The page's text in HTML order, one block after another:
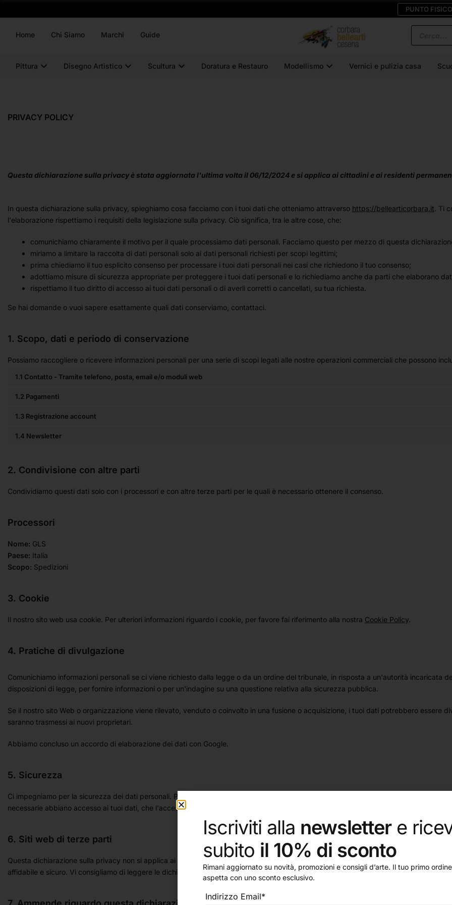
PUNTO FISICO
Home Chi Siamo Marchi Guide
Pittura Disegno Artistico Scultura Doratura e Restauro Modellismo Vernici e pulizia casa
PRIVACY POLICY
Questa dichiarazione sulla privacy è stata aggiornata l'ultima volta il 06/12/2024 e si applica ai cittadini e ai residenti
In questa dichiarazione sulla privacy, spieghiamo cosa facciamo con i tuoi dati che otteniamo attraverso https://bellearticorbara.it. Ti
l'elaborazione rispettiamo i requisiti della legislazione sulla privacy. Ciò significa, tra le altre cose, che:
comunichiamo chiaramente il motivo per il quale processiamo dati personali. Facciamo questo per mezzo di questa
miriamo a limitare la raccolta di dati personali solo ai dati personali richiesti per scopi legittimi;
prima chiediamo il tuo esplicito consenso per processare i tuoi dati personali nei casi che richiedono il tuo consenso;
adottiamo misure di sicurezza appropriate per proteggere i tuoi dati personali e lo richiediamo anche da parti che elaborano
rispettiamo il tuo diritto di accesso ai tuoi dati personali o di averli corretti o cancellati, su tua richiesta.
Se hai domande o vuoi sapere esattamente quali dati conserviamo, contattaci.
1. Scopo, dati e periodo di conservazione
Possiamo raccogliere o ricevere informazioni personali per una serie di scopi legati alle nostre operazioni commerciali che possono
1.1 Contatto - Tramite telefono, posta, email e/o moduli web
1.2 Pagamenti
1.3 Registrazione account
1.4 Newsletter
2. Condivisione con altre parti
Condividiamo questi dati solo con i processori e con altre terze parti per le quali è necessario ottenere il consenso.
Processori
Nome: GLS
Paese: Italia
Scopo: Spedizioni
3. Cookie
Il nostro sito web usa cookie. Per ulteriori informazioni riguardo i cookie, per favore fai riferimento alla nostra Cookie Policy.
4. Pratiche di divulgazione
Comunichiamo informazioni personali se ci viene richiesto dalla legge o da un ordine del tribunale, in risposta a un'autorità incaricata
disposizioni di legge, per fornire informazioni o per un'indagine su una questione relativa alla sicurezza pubblica.
Se il nostro sito Web o organizzazione viene rilevato, venduto o coinvolto in una fusione o acquisizione, i tuoi dati potrebbero essere
saranno trasmessi ai nuovi proprietari.
Abbiamo concluso un accordo di elaborazione dei dati con Google.
5. Sicurezza
Ci impegniamo per la sicurezza dei dati personali. Prendiamo adeguate misure di sicurezza per limitare l'abuso e l'accesso non
necessarie abbiano accesso ai tuoi dati, che l'accesso ai dati sia protetto e che le nostre misure di sicurezza vengano regolarmente
6. Siti web di terze parti
Questa dichiarazione sulla privacy non si applica ai siti web di terzi collegati tramite link sul nostro sito web. Non possiamo garantire
affidabile e sicuro. Vi consigliamo di leggere le dichiarazioni sulla privacy di questi siti web prima di utilizzarli.
Iscriviti alla newslettere
subito il 10% di sconto
Rimani aggiornato su novità, promozioni e consigli d’arte. Il tuo primo
aspetta con uno sconto esclusivo.
Indirizzo Email*